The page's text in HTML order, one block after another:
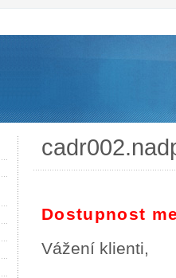
Dostupnost
Vážení klienti,